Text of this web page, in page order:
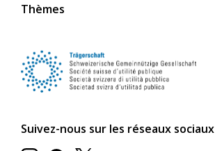
Thèmes
Suivez-nous sur les réseaux sociaux